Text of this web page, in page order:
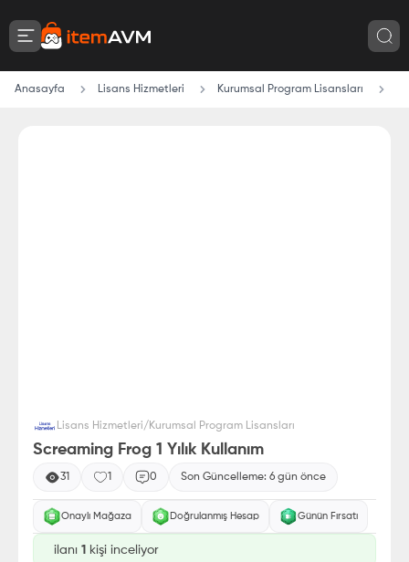
Anasayfa Lisans Hizmetleri Kurumsal Program Lisansları
Lisans Hizmetleri/ Kurumsal Program Lisansları
Screaming Frog 1 Yılık Kullanım
Son Güncelleme: 6 gün önce
31 1 0
Onaylı Mağaza Doğrulanmış Hesap Günün Fırsatı
ilanı 1 kişi inceliyor